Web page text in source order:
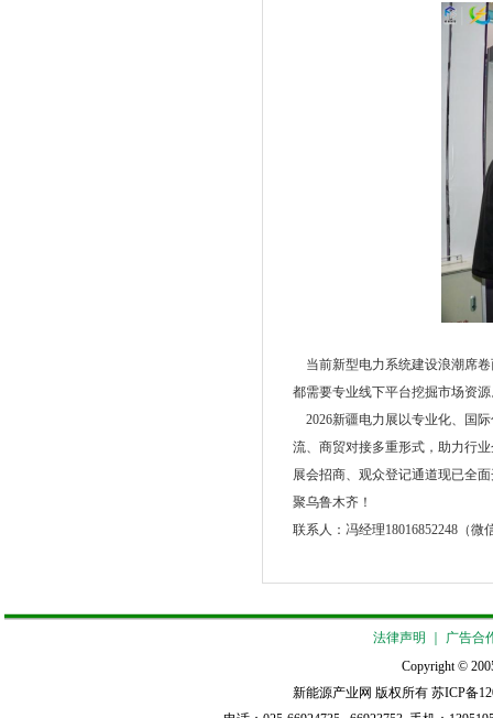
当前新型电力系统建设浪潮席卷
都需要专业线下平台挖掘市场资源
2026新疆电力展以专业化、国
流、商贸对接多重形式，助力行
展会招商、观众登记通道现已全
聚乌鲁木齐！
联系人：冯经理18016852248（微
法律声明
广告合
Copyright ©
新能源产业网 版权所有 苏ICP备